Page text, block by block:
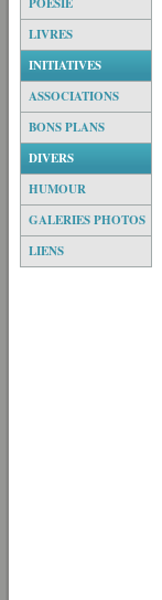
LIVRES
INITIATIVES
ASSOCIATIONS
BONS PLANS
DIVERS
HUMOUR
GALERIES PHOTOS
LIENS